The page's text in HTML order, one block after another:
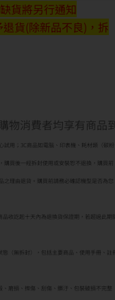
貨將另行通知
貨(除新品不良)，拆
物消費者均享有商品
用；3C商品如電腦、印表機、耗材類（碳粉
購買後一經拆封使用或安裝恕不退換，購買前
理由退貨。購買前請務必確認機型是否為您
收訖起十天內為退換貨保證期，若超過此期
態（無拆封），包括主要商品、使用手冊、註
磨損、擦傷、刮傷、髒汙、包裝破損不完整